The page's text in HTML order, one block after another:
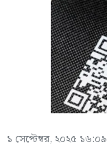
১ সেপ্টেম্বর, ২০২৫ ১৬:০৯